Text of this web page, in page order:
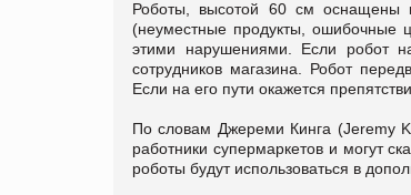
Роботы, высотой 60 см оснащены
(неуместные продукты, ошибочные
этими нарушениями. Если робот
сотрудников магазина. Робот
Если на его пути окажется
По словам Джереми Кинга (Jeremy
работники супермаркетов и могут
роботы будут использоваться в